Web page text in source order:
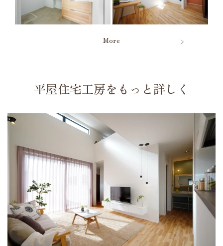
More
平屋住宅工房をもっと詳しく